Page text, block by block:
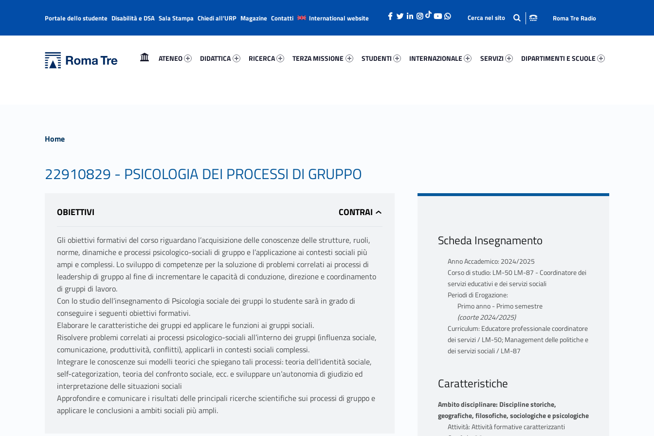
Università Roma Tre
ATENEO
DIDATTICA
RICERCA
TERZA MISSIONE
STUDENTI
INTERNAZIONALE
SERVIZI
DIPARTIMENTI E SCUOLE
Header info sidebar
Portale dello studente Disabilità e DSA Sala Stampa Chiedi all’URP Magazine Contatti International website Roma Tre Radio
Home
22910829 - PSICOLOGIA DEI PROCESSI DI GRUPPO
OBIETTIVI
Gli obiettivi formativi del corso riguardano l’acquisizione delle conoscenze delle strutture, ruoli,
norme, dinamiche e processi psicologico-sociali di gruppo e l’applicazione ai contesti sociali più
ampi e complessi. Lo sviluppo di competenze per la soluzione di problemi correlati ai processi di
leadership di gruppo al fine di incrementare le capacità di conduzione, direzione e coordinamento
di gruppi di lavoro.
Con lo studio dell’insegnamento di Psicologia sociale dei gruppi lo studente sarà in grado di
conseguire i seguenti obiettivi formativi.
Elaborare le caratteristiche dei gruppi ed applicare le funzioni ai gruppi sociali.
Risolvere problemi correlati ai processi psicologico-sociali all’interno dei gruppi (influenza sociale,
comunicazione, produttività, conflitti), applicarli in contesti sociali complessi.
Integrare Ie conoscenze sui modelli teorici che spiegano tali processi: teoria dell’identità sociale,
self-categorization, teoria del confronto sociale, ecc. e sviluppare un’autonomia di giudizio ed
interpretazione delle situazioni sociali
Approfondire e comunicare i risultati delle principali ricerche scientifiche sui processi di gruppo e
applicare le conclusioni a ambiti sociali più ampli.
Scheda Insegnamento
Anno Accademico: 2024/2025
Corso di studio: LM-50 LM-87 - Coordinatore dei
servizi educativi e dei servizi sociali
Periodi di Erogazione:
Primo anno - Primo semestre
(coorte 2024/2025)
Curriculum: Educatore professionale coordinatore
dei servizi / LM-50; Management delle politiche e
dei servizi sociali / LM-87
Caratteristiche
Ambito disciplinare: Discipline storiche,
geografiche, filosofiche, sociologiche e psicologiche
Attività: Attività formative caratterizzanti